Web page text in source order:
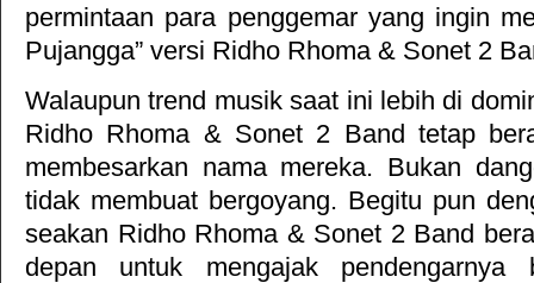
permintaan para penggemar yang ingin
Pujangga” versi Ridho Rhoma & Sonet 2
Walaupun trend musik saat ini lebih di
Ridho Rhoma & Sonet 2 Band tetap
membesarkan nama mereka. Bukan
tidak membuat bergoyang. Begitu pun
seakan Ridho Rhoma & Sonet 2 Band
depan untuk mengajak pendengarnya